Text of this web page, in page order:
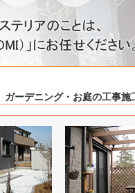
ガーデニング・お庭の工事施